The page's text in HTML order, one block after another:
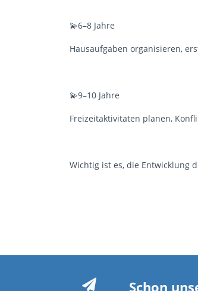
💫6–8 Jahre
Hausaufgaben organisieren,
💫9–10 Jahre
Freizeitaktivitäten planen,
Wichtig ist es, die Entwicklung
Schon